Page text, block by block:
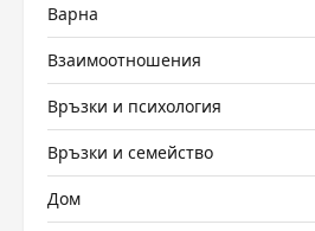
Варна
Взаимоотношения
Връзки и психология
Връзки и семейство
Дом